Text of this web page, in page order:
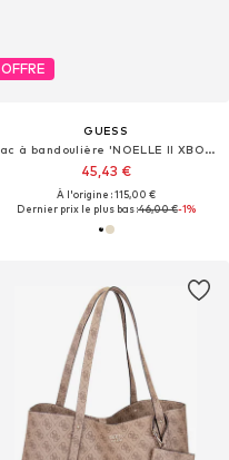
OFFRE
GUESS
Sac à bandoulière 'NOELLE II XBODY FLAP ORGANIZER'
45,43 €
À l'origine : 115,00 €
Dernier prix le plus bas :46,00 €-1%